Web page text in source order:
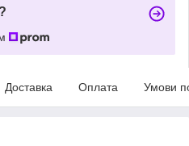
Доставка Оплата Умови